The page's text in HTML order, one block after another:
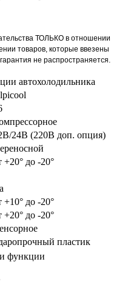
ТОЛЬКО в отношении
товаров, которые ввезены
не распространяется.
автохолодильника
24В (220В доп. опция)
+20° до -20°
+10° до -20°
+20° до -20°
пластик
функции